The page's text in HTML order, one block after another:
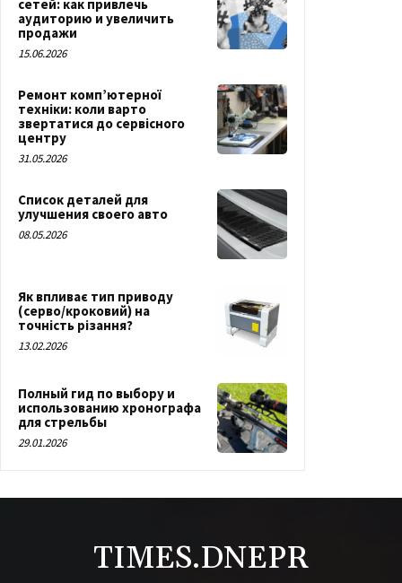
сетей: как привлечь
аудиторию и увеличить
продажи
15.06.2026
Ремонт комп’ютерної
техніки: коли варто
звертатися до сервісного
центру
31.05.2026
Список деталей для
улучшения своего авто
08.05.2026
Як впливає тип приводу
(серво/кроковий) на
точність різання?
13.02.2026
Полный гид по выбору и
использованию хронографа
для стрельбы
29.01.2026
TIMES.DNEPR